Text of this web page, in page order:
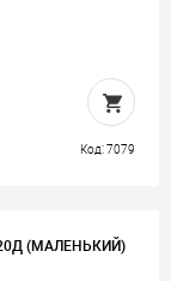
Код: 7079
(МАЛЕНЬКИЙ)